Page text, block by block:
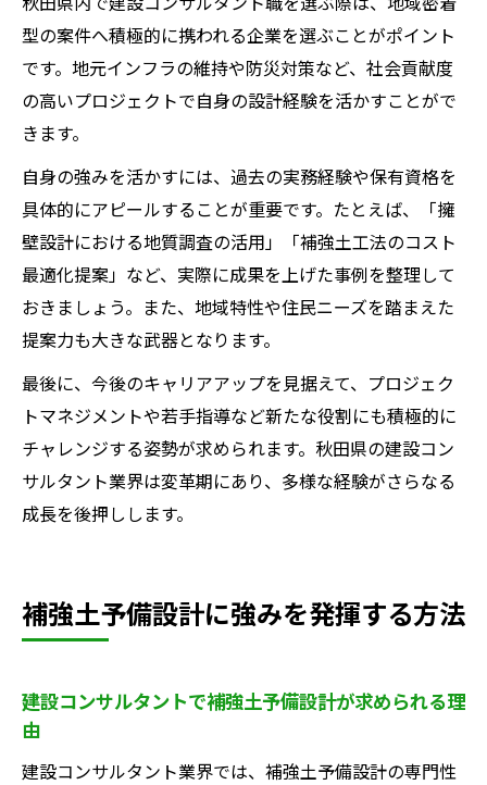
型の案件へ積極的に携われる企業を選ぶことがポイント
です。地元インフラの維持や防災対策など、社会貢献度
の高いプロジェクトで自身の設計経験を活かすことがで
きます。
自身の強みを活かすには、過去の実務経験や保有資格を
具体的にアピールすることが重要です。たとえば、「擁
壁設計における地質調査の活用」「補強土工法のコスト
最適化提案」など、実際に成果を上げた事例を整理して
おきましょう。また、地域特性や住民ニーズを踏まえた
提案力も大きな武器となります。
最後に、今後のキャリアアップを見据えて、プロジェク
トマネジメントや若手指導など新たな役割にも積極的に
チャレンジする姿勢が求められます。秋田県の建設コン
サルタント業界は変革期にあり、多様な経験がさらなる
成長を後押しします。
補強土予備設計に強みを発揮する方法
建設コンサルタントで補強土予備設計が求められる理
由
建設コンサルタント業界では、補強土予備設計の専門性